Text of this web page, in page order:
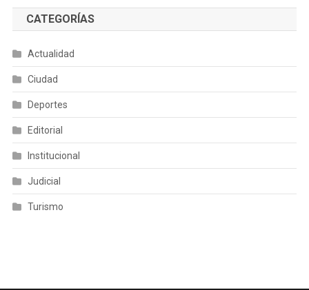
CATEGORÍAS
Actualidad
Ciudad
Deportes
Editorial
Institucional
Judicial
Turismo